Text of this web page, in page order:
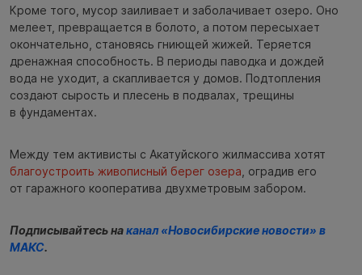
Кроме того, мусор заиливает и заболачивает озеро. Оно
мелеет, превращается в болото, а потом пересыхает
окончательно, становясь гниющей жижей. Теряется
дренажная способность. В периоды паводка и дождей
вода не уходит, а скапливается у домов. Подтопления
создают сырость и плесень в подвалах, трещины
в фундаментах.
Между тем активисты с Акатуйского жилмассива хотят
благоустроить живописный берег озера , оградив его
от гаражного кооператива двухметровым забором.
Подписывайтесь наканал «Новосибирские новости» в
МАКС.